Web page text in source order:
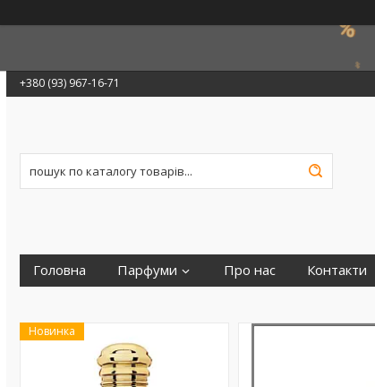
+380 (93) 967-16-71
Головна Парфуми Про нас Контакти
Новинка